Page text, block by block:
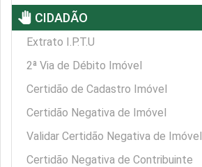
pan_tool CIDADÃO
Extrato I.P.T.U
2ª Via de Débito Imóvel
Certidão de Cadastro Imóvel
Certidão Negativa de Imóvel
Validar Certidão Negativa de Imóvel
Certidão Negativa de Contribuinte